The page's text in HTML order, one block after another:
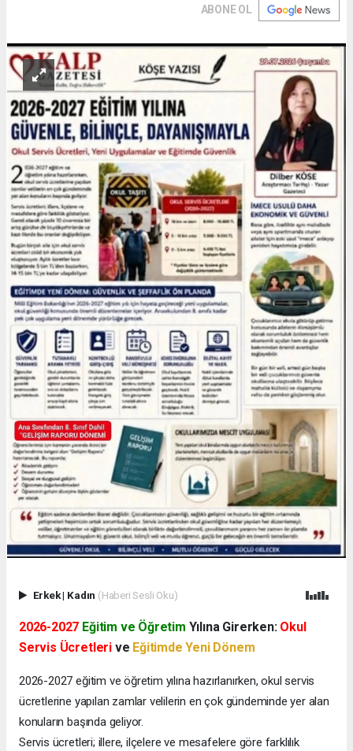
ABONE OL
Erkek| Kadın (Haberi Sesli Oku)
2026-2027 Eğitim ve Öğretim Yılına Girerken: Okul
Servis Ücretleri ve Eğitimde Yeni Dönem
2026-2027 eğitim ve öğretim yılına hazırlanırken, okul servis
ücretlerine yapılan zamlar velilerin en çok gündeminde yer alan
konuların başında geliyor.
Servis ücretleri; illere, ilçelere ve mesafelere göre farklılık